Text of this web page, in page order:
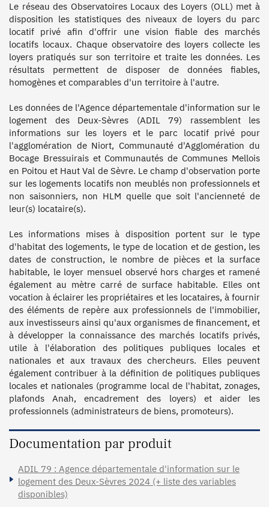
Le réseau des Observatoires Locaux des Loyers (OLL) met à
disposition les statistiques des niveaux de loyers du parc
locatif privé afin d'offrir une vision fiable des marchés
locatifs locaux. Chaque observatoire des loyers collecte les
loyers pratiqués sur son territoire et traite les données. Les
résultats permettent de disposer de données fiables,
homogènes et comparables d'un territoire à l'autre.
Les données de l'Agence départementale d'information sur le
logement des Deux-Sèvres (ADIL 79) rassemblent les
informations sur les loyers et le parc locatif privé pour
l'agglomération de Niort, Communauté d'Agglomération du
Bocage Bressuirais et Communautés de Communes Mellois
en Poitou et Haut Val de Sèvre. Le champ d'observation porte
sur les logements locatifs non meublés non professionnels et
non saisonniers, non HLM quelle que soit l'ancienneté de
leur(s) locataire(s).
Les informations mises à disposition portent sur le type
d'habitat des logements, le type de location et de gestion, les
dates de construction, le nombre de pièces et la surface
habitable, le loyer mensuel observé hors charges et ramené
également au mètre carré de surface habitable. Elles ont
vocation à éclairer les propriétaires et les locataires, à fournir
des éléments de repère aux professionnels de l'immobilier,
aux investisseurs ainsi qu'aux organismes de financement, et
à développer la connaissance des marchés locatifs privés,
utile à l'élaboration des politiques publiques locales et
nationales et aux travaux des chercheurs. Elles peuvent
également contribuer à la définition de politiques publiques
locales et nationales (programme local de l'habitat, zonages,
plafonds Anah, encadrement des loyers) et aider les
professionnels (administrateurs de biens, promoteurs).
Documentation par produit
ADIL 79 : Agence départementale d'information sur le
logement des Deux-Sèvres 2024 (+ liste des variables
disponibles)